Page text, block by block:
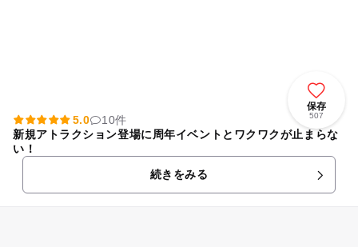
保存
507
5.0
10件
新規アトラクション登場に周年イベントとワクワクが止まらな
い！
続きをみる